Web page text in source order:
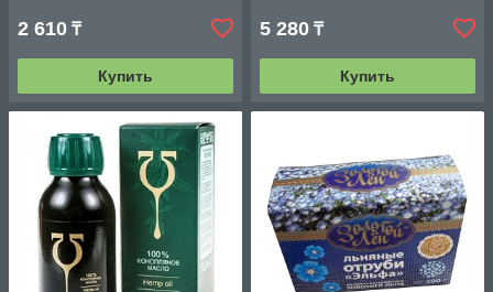
2 610 ₸
Купить
5 280 ₸
Купить